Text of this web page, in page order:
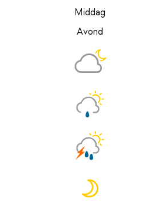
Middag
Avond